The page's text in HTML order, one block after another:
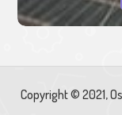
Copyright © 2021,